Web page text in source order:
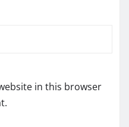
in this browser